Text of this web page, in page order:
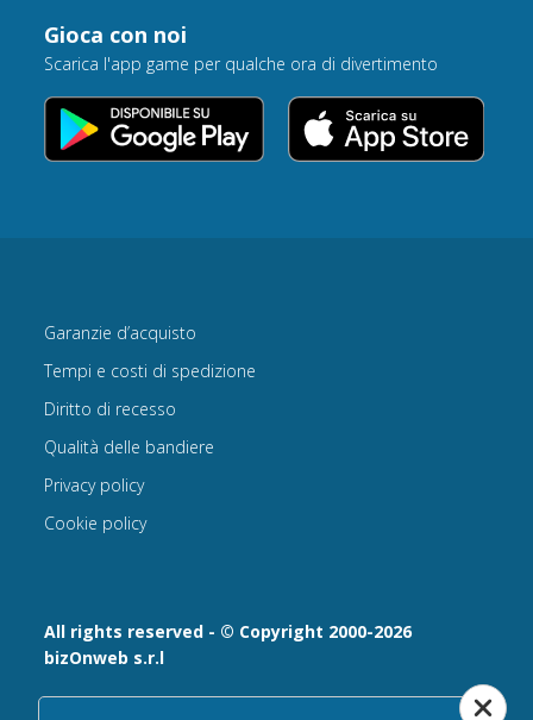
Gioca con noi
Scarica l'app game per qualche ora di divertimento
All rights reserved - © Copyright 2000-2026
bizOnweb s.r.l
Via Fratelli Bandiera 18, 25122 - Brescia, Italia
Garanzie d’acquisto
Tempi e costi di spedizione
Diritto di recesso
Qualità delle bandiere
Privacy policy
Cookie policy